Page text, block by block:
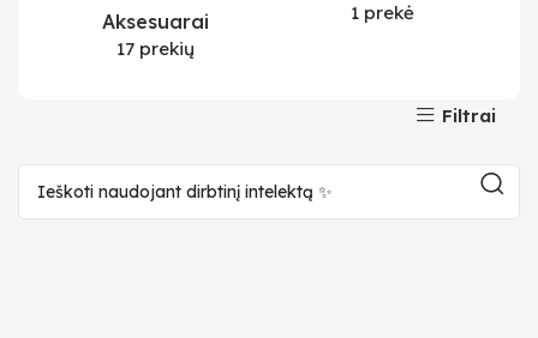
Aksesuarai
17 prekių
1 prekė
Filtrai